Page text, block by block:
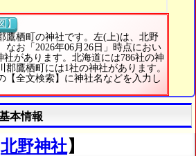
】
鷹栖町の神社です。左(上)は、北野
なお「2026年06月26日」時点におい
社があります。北海道には786社の神
鷹栖町には1社の神社があります。
【全文検索】に神社名などを入力し
本情報
北野神社】